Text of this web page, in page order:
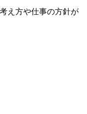
え方や仕事の方針が